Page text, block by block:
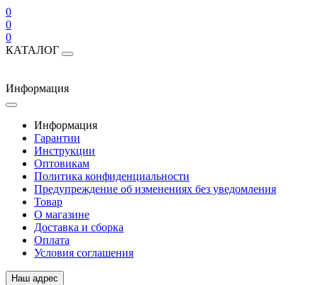
0
0
0
КАТАЛОГ
Информация
Информация
Гарантии
Инструкции
Оптовикам
Политика конфиденциальности
Предупреждение об изменениях без уведомления
Товар
О магазине
Доставка и сборка
Оплата
Условия соглашения
Наш адрес